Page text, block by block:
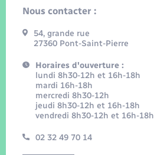
Nous contacter :
54, grande rue
27360 Pont-Saint-Pierre
Horaires d'ouverture :
lundi 8h30-12h et 16h-18h
mardi 16h-18h
mercredi 8h30-12h
jeudi 8h30-12h et 16h-18h
vendredi 8h30-12h et 16h-18h
02 32 49 70 14